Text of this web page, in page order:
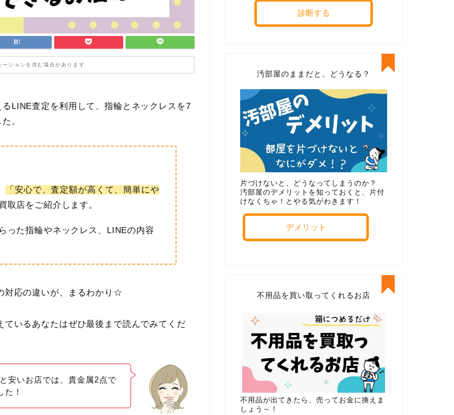
ーションを含む場合があります
LINE査定を利用して、指輪とネックレスを7
。
「安心で、査定額が高くて、簡単にや
取店をご紹介します。
った指輪やネックレス、LINEの内容
対応の違いが、まるわかり☆
いるあなたはぜひ最後まで読んでみてくだ
安いお店では、貴金属2点で
！
診断する
汚部屋のままだと、どうなる？
片づけないと、どうなってしまうのか？
汚部屋のデメリットを知っておくと、片付
けなくちゃ！とやる気がわきます！
デメリット
不用品を買い取ってくれるお店
不用品が出てきたら、売ってお金に換えま
しょう～！